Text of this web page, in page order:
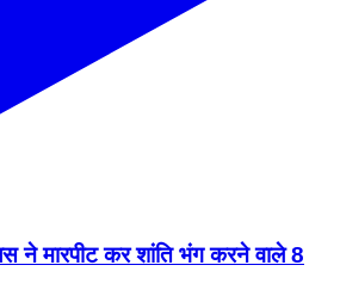
ने मारपीट कर शांति भंग करने वाले 8